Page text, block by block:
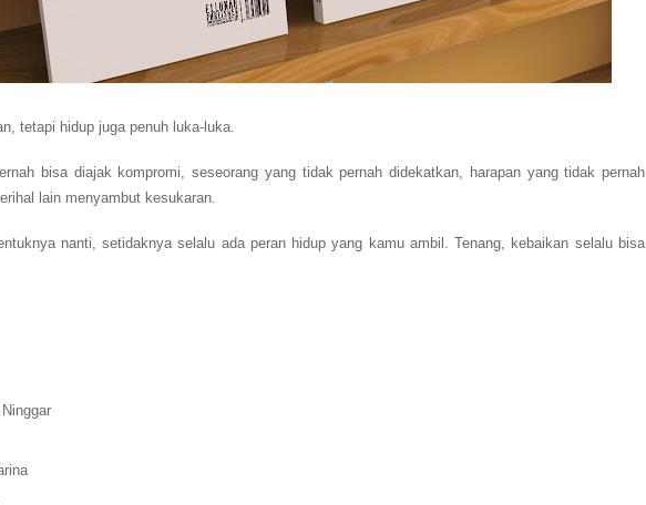
tetapi hidup juga penuh luka-luka.
bisa diajak kompromi, seseorang yang tidak pernah didekatkan, harapan yang tidak pernah
lain menyambut kesukaran.
nanti, setidaknya selalu ada peran hidup yang kamu ambil. Tenang, kebaikan selalu bisa